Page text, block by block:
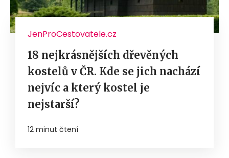
JenProCestovatele.cz
18 nejkrásnějších dřevěných
kostelů v ČR. Kde se jich nachází
nejvíc a který kostel je
nejstarší?
12 minut čtení